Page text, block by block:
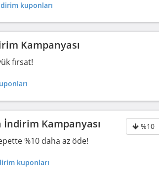
kuponları
Kampanyası
fırsat!
%10
İndirim Kampanyası
%10 daha az öde!
kuponları